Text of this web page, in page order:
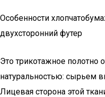
Особенности
двухсторонний футер
Это трикотажное полотно
натуральностью: сырьем
Лицевая сторона этой